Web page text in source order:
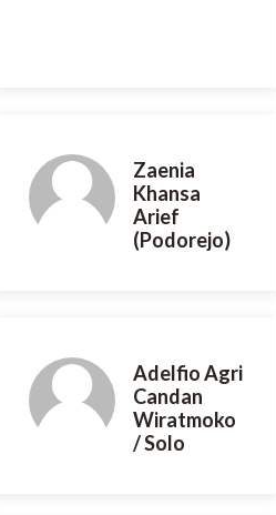
Zaenia
Khansa
Arief
(Podorejo)
Adelfio Agri
Candan
Wiratmoko
/ Solo